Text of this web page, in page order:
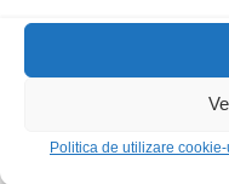
Politica de utilizare cookie-
Emitator FM 2xUSB